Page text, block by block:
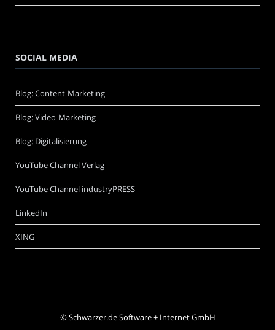
SOCIAL MEDIA
Blog: Content-Marketing
Blog: Video-Marketing
Blog: Digitalisierung
YouTube Channel Verlag
YouTube Channel industryPRESS
LinkedIn
XING
©Schwarzer.de Software + Internet GmbH